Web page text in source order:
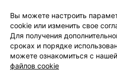
Связаться по
Написать
Персональные
Обработка
Вы можете настроить
cookie или изменить свое
Для получения
сроках и порядке
можете ознакомиться с нашей
файлов cookie